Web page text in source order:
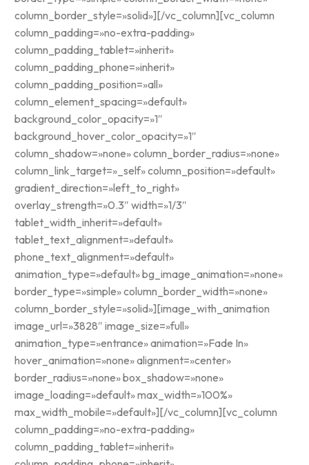
column_border_style=»solid»][/vc_column][vc_column
column_padding=»no-extra-padding»
column_padding_tablet=»inherit»
column_padding_phone=»inherit»
column_padding_position=»all»
column_element_spacing=»default»
background_color_opacity=»1″
background_hover_color_opacity=»1″
column_shadow=»none» column_border_radius=»none»
column_link_target=»_self» column_position=»default»
gradient_direction=»left_to_right»
overlay_strength=»0.3″ width=»1/3″
tablet_width_inherit=»default»
tablet_text_alignment=»default»
phone_text_alignment=»default»
animation_type=»default» bg_image_animation=»none»
border_type=»simple» column_border_width=»none»
column_border_style=»solid»][image_with_animation
image_url=»3828″ image_size=»full»
animation_type=»entrance» animation=»Fade In»
hover_animation=»none» alignment=»center»
border_radius=»none» box_shadow=»none»
image_loading=»default» max_width=»100%»
max_width_mobile=»default»][/vc_column][vc_column
column_padding=»no-extra-padding»
column_padding_tablet=»inherit»